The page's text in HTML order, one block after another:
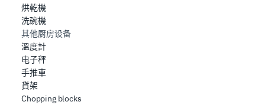
烘乾機
洗碗機
其他厨房设备
溫度計
电子秤
手推車
貨架
Chopping blocks